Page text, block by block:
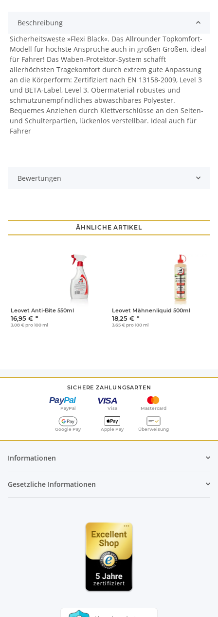
Beschreibung
Sicherheitsweste »Flexi Black«. Das Allrounder Topkomfort-
Modell für höchste Ansprüche auch in großen Größen, ideal
für Fahrer! Das Waben-Protektor-System schafft
allerhöchsten Tragekomfort durch extrem gute Anpassung
an die Körperform: Zertifiziert nach EN 13158-2009, Level 3
und BETA-Label, Level 3. Obermaterial robustes und
schmutzunempfindliches abwaschbares Polyester.
Bequemes Anziehen durch Klettverschlüsse an den Seiten-
und Schulterpartien, lückenlos verstellbar. Ideal auch für
Fahrer
Bewertungen
ÄHNLICHE ARTIKEL
Leovet Anti-Bite 550ml
16,95 € *
3,08 € pro 100 ml
Leovet Mähnenliquid 500ml
18,25 € *
3,65 € pro 100 ml
SICHERE ZAHLUNGSARTEN
PayPal Visa Mastercard
Google Pay Apple Pay Überweisung
Informationen
Gesetzliche Informationen